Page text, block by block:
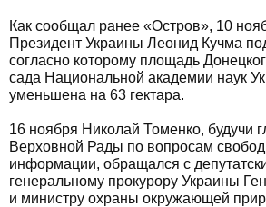
Как сообщал ранее «Остров», 10
Президент Украины Леонид Кучма
согласно которому площадь
сада Национальной академии наук
уменьшена на 63 гектара.
16 ноября Николай Томенко, будучи
Верховной Рады по вопросам
информации, обращался с
генеральному прокурору Украины
и министру охраны окружающей